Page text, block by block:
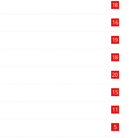
18
16
19
18
20
15
11
5